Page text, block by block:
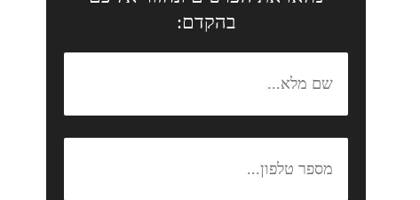
בהקדם: